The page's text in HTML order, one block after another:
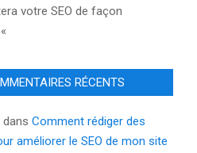
votre SEO de façon
RÉCENTS
dans Comment rédiger des
améliorer le SEO de mon site